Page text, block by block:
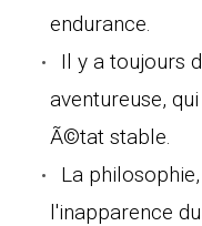
endurance.
Il y a toujours
aventureuse,
Ã©tat stable.
La
l'inapparence